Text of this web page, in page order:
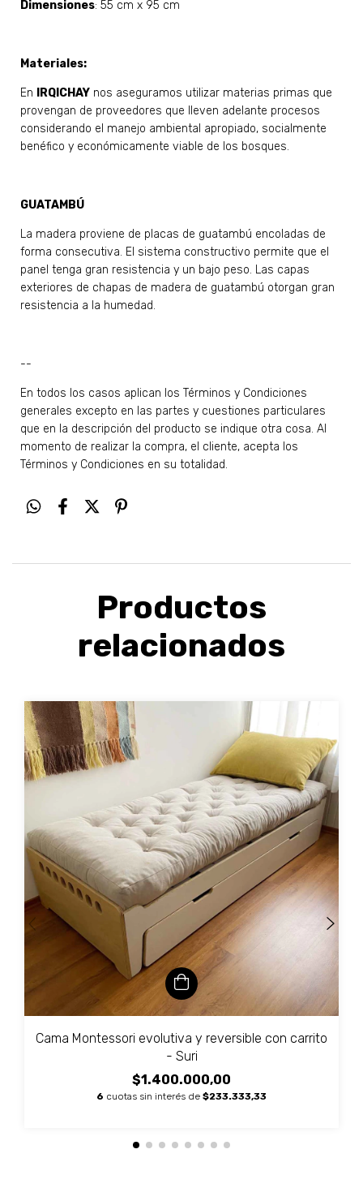
Dimensiones: 55 cm x 95 cm
Materiales:
En IRQICHAY nos aseguramos utilizar materias primas que
provengan de proveedores que lleven adelante procesos
considerando el manejo ambiental apropiado, socialmente
benéfico y económicamente viable de los bosques.
GUATAMBÚ
La madera proviene de placas de guatambú encoladas de
forma consecutiva. El sistema constructivo permite que el
panel tenga gran resistencia y un bajo peso. Las capas
exteriores de chapas de madera de guatambú otorgan gran
resistencia a la humedad.
--
En todos los casos aplican los Términos y Condiciones
generales excepto en las partes y cuestiones particulares
que en la descripción del producto se indique otra cosa. Al
momento de realizar la compra, el cliente, acepta los
Términos y Condiciones en su totalidad.
Productos
relacionados
Cama Montessori evolutiva y reversible con carrito
- Suri
$1.400.000,00
6 cuotas sin interés de $233.333,33